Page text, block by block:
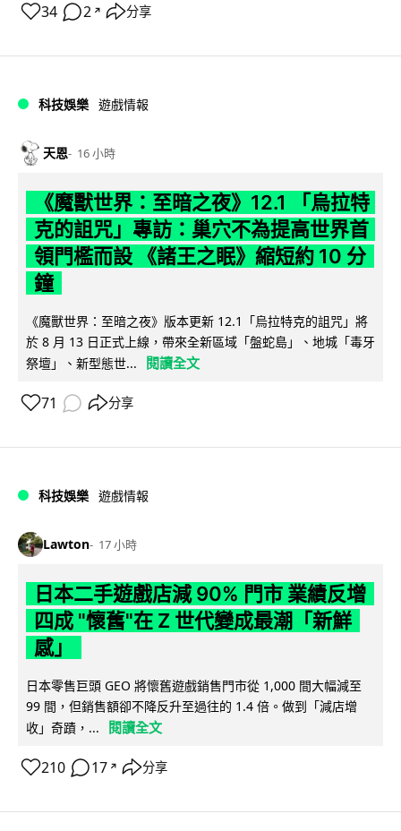
34 2 ↗ 分享
科技娛樂 遊戲情報
天恩 16 小時
《魔獸世界：至暗之夜》12.1 「烏拉特
克的詛咒」專訪：巢穴不為提高世界首
領門檻而設 《諸王之眠》縮短約 10 分
鐘
《魔獸世界：至暗之夜》版本更新 12.1「烏拉特克的詛咒」將
於 8 月 13 日正式上線，帶來全新區域「盤蛇島」、地城「毒牙
祭壇」、新型態世...
閱讀全文
71 分享
科技娛樂 遊戲情報
Lawton 17 小時
日本二手遊戲店減 90% 門市 業績反增
四成 "懷舊"在 Z 世代變成最潮「新鮮
感」
日本零售巨頭 GEO 將懷舊遊戲銷售門市從 1,000 間大幅減至
99 間，但銷售額卻不降反升至過往的 1.4 倍。做到「減店增
收」奇蹟，...
閱讀全文
210 17 ↗ 分享